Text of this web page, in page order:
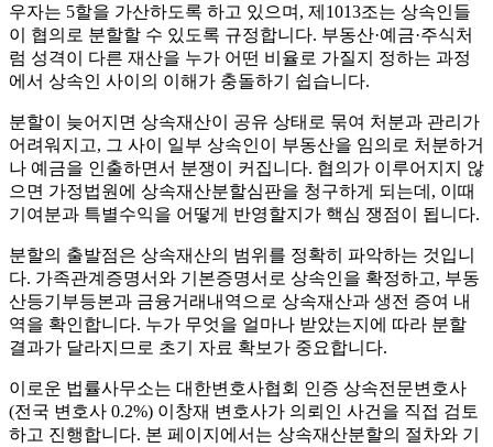
우자는 5할을 가산하도록 하고 있으며, 제1013조는 상속인들
이 협의로 분할할 수 있도록 규정합니다. 부동산·예금·주식처
럼 성격이 다른 재산을 누가 어떤 비율로 가질지 정하는 과정
에서 상속인 사이의 이해가 충돌하기 쉽습니다.
분할이 늦어지면 상속재산이 공유 상태로 묶여 처분과 관리가
어려워지고, 그 사이 일부 상속인이 부동산을 임의로 처분하거
나 예금을 인출하면서 분쟁이 커집니다. 협의가 이루어지지 않
으면 가정법원에 상속재산분할심판을 청구하게 되는데, 이때
기여분과 특별수익을 어떻게 반영할지가 핵심 쟁점이 됩니다.
분할의 출발점은 상속재산의 범위를 정확히 파악하는 것입니
다. 가족관계증명서와 기본증명서로 상속인을 확정하고, 부동
산등기부등본과 금융거래내역으로 상속재산과 생전 증여 내
역을 확인합니다. 누가 무엇을 얼마나 받았는지에 따라 분할
결과가 달라지므로 초기 자료 확보가 중요합니다.
이로운 법률사무소는 대한변호사협회 인증 상속전문변호사
(전국 변호사 0.2%) 이창재 변호사가 의뢰인 사건을 직접 검토
하고 진행합니다. 본 페이지에서는 상속재산분할의 절차와 기